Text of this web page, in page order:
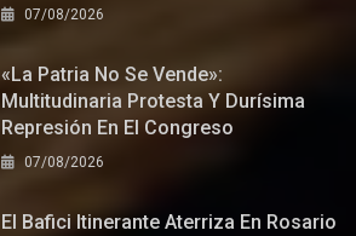
07/08/2026
«La Patria No Se Vende»:
Multitudinaria Protesta Y Durísima
Represión En El Congreso
07/08/2026
El Bafici Itinerante Aterriza En Rosario